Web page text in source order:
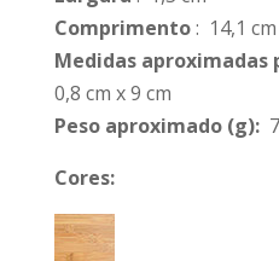
Comprimento: 14,1 cm
Medidas aproximadas
0,8 cm x 9 cm
Peso aproximado(g):7
Cores: